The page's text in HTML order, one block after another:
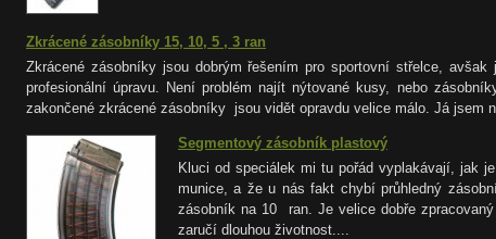
Zkrácené zásobníky 15, 10, 5 , 3 ran
Zkrácené zásobníky jsou dobrým řešením pro sportovní střelce,
profesionální úpravu. Není problém najít nýtované kusy, nebo
zakončené zkrácené zásobníky jsou vidět opravdu velice málo. Já jsem
Segmentový zásobník plastový
Kluci od speciálek mi tu pořád vyplakávají, jak
munice, a že u nás fakt chybí průhledný
zásobník na 10 ran. Je velice dobře
zaručí dlouhou životnost....